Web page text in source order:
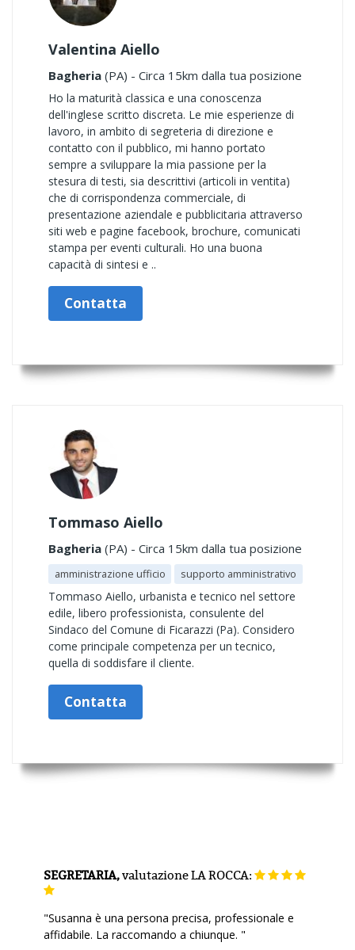
Valentina Aiello
Bagheria (PA) - Circa 15km dalla tua posizione
Ho la maturità classica e una conoscenza
dell'inglese scritto discreta. Le mie esperienze di
lavoro, in ambito di segreteria di direzione e
contatto con il pubblico, mi hanno portato
sempre a sviluppare la mia passione per la
stesura di testi, sia descrittivi (articoli in ventita)
che di corrispondenza commerciale, di
presentazione aziendale e pubblicitaria attraverso
siti web e pagine facebook, brochure, comunicati
stampa per eventi culturali. Ho una buona
capacità di sintesi e ..
Contatta
Tommaso Aiello
Bagheria (PA) - Circa 15km dalla tua posizione
amministrazione ufficio supporto amministrativo
Tommaso Aiello, urbanista e tecnico nel settore
edile, libero professionista, consulente del
Sindaco del Comune di Ficarazzi (Pa). Considero
come principale competenza per un tecnico,
quella di soddisfare il cliente.
Contatta
SEGRETARIA,valutazioneLA ROCCA:
"Susanna è una persona precisa, professionale e
affidabile. La raccomando a chiunque. "